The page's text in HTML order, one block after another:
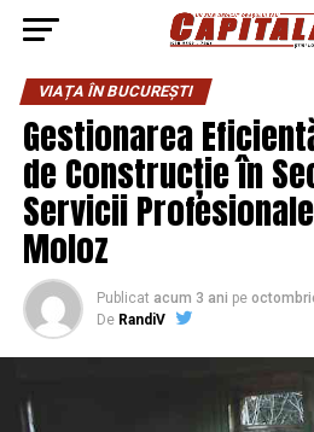
VIAȚA ÎN BUCUREȘTI
Gestionarea
de Construcție în
Servicii
Moloz
Publicat acum 3 ani pe
De RandiV